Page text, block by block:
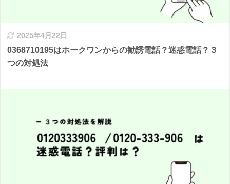
2025年4月22日
0368710195はホークワンからの勧誘電話？迷惑電話？３
つの対処法